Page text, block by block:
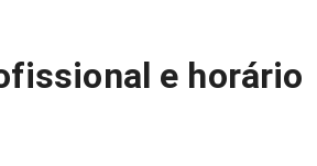
e horário